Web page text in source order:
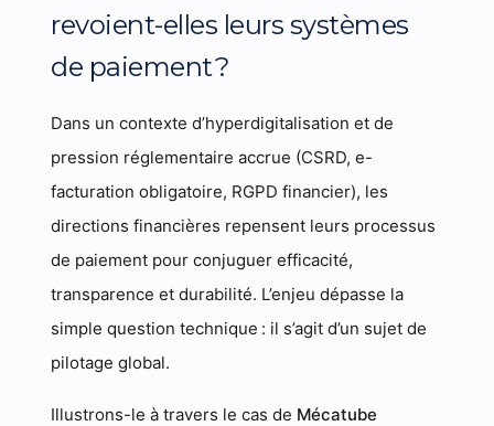
revoient-elles leurs systèmes
de paiement ?
Dans un contexte d’hyperdigitalisation et de
pression réglementaire accrue (CSRD, e-
facturation obligatoire, RGPD financier), les
directions financières repensent leurs processus
de paiement pour conjuguer efficacité,
transparence et durabilité. L’enjeu dépasse la
simple question technique : il s’agit d’un sujet de
pilotage global.
Illustrons-le à travers le cas de Mécatube